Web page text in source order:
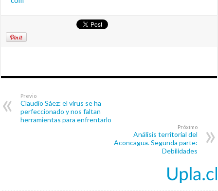
Previo
Claudio Sáez: el virus se ha
perfeccionado y nos faltan
herramientas para enfrentarlo
Próximo
Análisis territorial del
Aconcagua. Segunda parte:
Debilidades